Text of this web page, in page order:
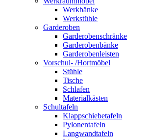
Werkbänke
Werkstühle
Garderoben
Garderobenschränke
Garderobenbänke
Garderobenleisten
Vorschul- /Hortmöbel
Stühle
Tische
Schlafen
Materialkästen
Schultafeln
Klappschiebetafeln
Pylonentafeln
Langwandtafeln